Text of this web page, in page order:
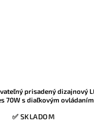
prisadený dizajnový
70W s diaľkovým
✅ SKLADOM